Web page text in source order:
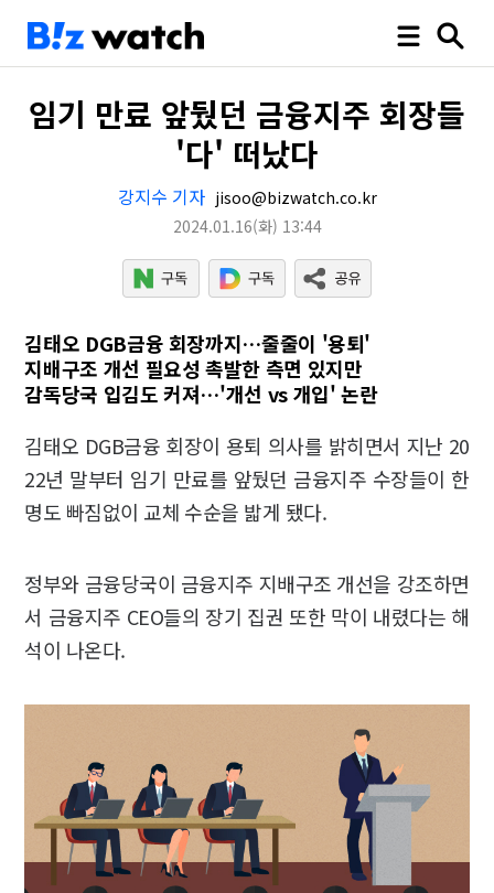
임기 만료 앞뒀던 금융지주 회장들
'다' 떠났다
강지수 기자 jisoo@bizwatch.co.kr
2024.01.16(화) 13:44
김태오 DGB금융 회장까지…줄줄이 '용퇴'
지배구조 개선 필요성 촉발한 측면 있지만
감독당국 입김도 커져…'개선 vs 개입' 논란
김태오 DGB금융 회장이 용퇴 의사를 밝히면서 지난 20
22년 말부터 임기 만료를 앞뒀던 금융지주 수장들이 한
명도 빠짐없이 교체 수순을 밟게 됐다.
정부와 금융당국이 금융지주 지배구조 개선을 강조하면
서 금융지주 CEO들의 장기 집권 또한 막이 내렸다는 해
석이 나온다.